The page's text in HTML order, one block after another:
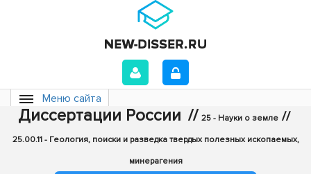
Меню сайта
Диссертации России // 25 - Науки о земле //
25.00.11 - Геология, поиски и разведка твердых полезных ископаемых,
минерагения